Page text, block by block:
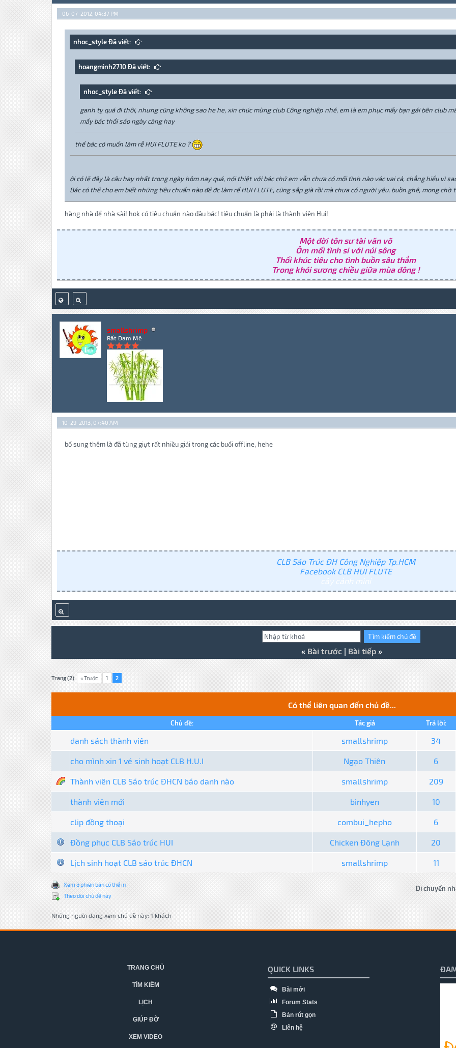
06-07-2012, 04:37 PM
nhoc_style Đã viết:
hoangminh2710 Đã viết:
nhoc_style Đã viết:
ganh tỵ quá đi thôi, nhưng cũng không sao he he, xin chúc mừng club Công nghiệp nhé, em là em phục mấy bạn gái bên club
mấy bác thổi sáo ngày càng hay
thế bác có muốn làm rễ HUI FLUTE ko ?
ôi có lẽ đây là câu hay nhất trong ngày hôm nay quá, nói thiệt với bác chứ em vẫn chưa có mối tình nào vác vai cả, chẳng hiểu vì
Bác có thể cho em biết những tiêu chuẩn nào để đc làm rể HUI FLUTE, cũng sắp già rồi mà chưa có người yêu, buồn ghê, mong
hàng nhà để nhà sài! hok có tiêu chuẩn nào đâu bác! tiêu chuẩn là phải là thành viên Hui!
Một đời tôn sư tài văn võ
Ôm mối tình si với núi sông
Thổi khúc tiêu cho tình buồn sâu thẳm
Trong khói sương chiều giữa mùa đông !
smallshrimp
Rất Đam Mê
10-29-2013, 07:40 AM
bổ sung thêm là đã từng giựt rất nhiều giải trong các buổi offline, hehe
CLB Sáo Trúc ĐH Công Nghiệp Tp.HCM
Facebook CLB HUI FLUTE
cây cảnh mini
« Bài trước | Bài tiếp »
Trang (2): « Trước 1 2
Có thể liên quan đến chủ đề...
Chủ đề: Tác giả Trả lời:
danh sách thành viên smallshrimp 34
cho mình xin 1 vé sinh hoạt CLB H.U.I Ngạo Thiên 6
Thành viên CLB Sáo trúc ĐHCN báo danh nào smallshrimp 209
thành viên mới binhyen 10
clip đồng thoại combui_hepho 6
Đồng phục CLB Sáo trúc HUI Chicken Đông Lạnh 20
Lịch sinh hoạt CLB sáo trúc ĐHCN smallshrimp 11
Xem ở phiên bản có thể in
Theo dõi chủ đề này
Di chuyển
Những người đang xem chủ đề này: 1 khách
TRANG CHỦ
TÌM KIẾM
LỊCH
GIÚP ĐỠ
XEM VIDEO
QUICK LINKS
Bài mới
Forum Stats
Bản rút gọn
Liên hệ